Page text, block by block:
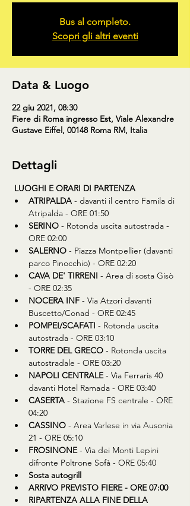
Bus al completo.
Scopri gli altri eventi
Data & Luogo
22 giu 2021, 08:30
Fiere di Roma ingresso Est, Viale Alexandre
Gustave Eiffel, 00148 Roma RM, Italia
Dettagli
LUOGHI E ORARI DI PARTENZA
ATRIPALDA - davanti il centro Famila di
Atripalda - ORE 01:50
SERINO - Rotonda uscita autostrada -
ORE 02:00
SALERNO - Piazza Montpellier (davanti
parco Pinocchio) - ORE 02:20
CAVA DE' TIRRENI - Area di sosta Gisò
- ORE 02:35
NOCERA INF - Via Atzori davanti
Buscetto/Conad - ORE 02:45
POMPEI/SCAFATI - Rotonda uscita
autostrada - ORE 03:10
TORRE DEL GRECO - Rotonda uscita
autostradale - ORE 03:20
NAPOLI CENTRALE - Via Ferraris 40
davanti Hotel Ramada - ORE 03:40
CASERTA - Stazione FS centrale - ORE
04:20
CASSINO - Area Varlese in via Ausonia
21 - ORE 05:10
FROSINONE - Via dei Monti Lepini
difronte Poltrone Sofà - ORE 05:40
Sosta autogrill
ARRIVO PREVISTO FIERE - ORE 07:00
RIPARTENZA ALLA FINE DELLA